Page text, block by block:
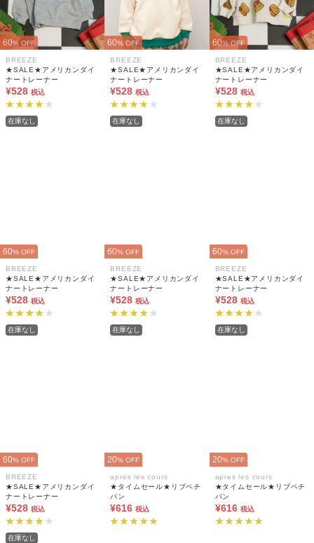
60% OFF
BREEZE
★SALE★アメリカンダイ
ナートレーナー
¥528 税込
在庫なし
60% OFF
BREEZE
★SALE★アメリカンダイ
ナートレーナー
¥528 税込
在庫なし
60% OFF
BREEZE
★SALE★アメリカンダイ
ナートレーナー
¥528 税込
在庫なし
60% OFF
BREEZE
★SALE★アメリカンダイ
ナートレーナー
¥528 税込
在庫なし
60% OFF
BREEZE
★SALE★アメリカンダイ
ナートレーナー
¥528 税込
在庫なし
60% OFF
BREEZE
★SALE★アメリカンダイ
ナートレーナー
¥528 税込
在庫なし
60% OFF
BREEZE
★SALE★アメリカンダイ
ナートレーナー
¥528 税込
在庫なし
20% OFF
apres les cours
★タイムセール★リブペチ
パン
¥616 税込
20% OFF
apres les cours
★タイムセール★リブペチ
パン
¥616 税込